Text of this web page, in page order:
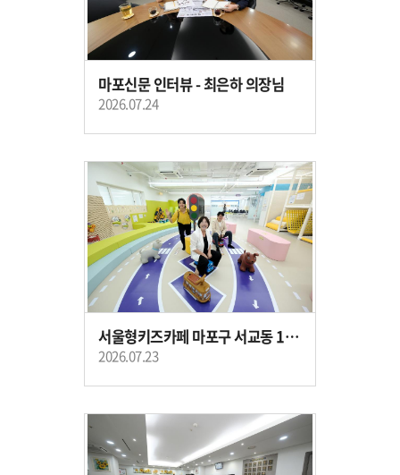
마포신문 인터뷰 - 최은하 의장님
2026.07.24
서울형키즈카페 마포구 서교동 1호점 개소식
2026.07.23